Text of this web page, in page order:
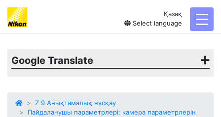
Қазақ
Select language
Google Translate
Z 9 Анықтамалық нұсқау
Пайдаланушы параметрлері: камера параметрлерін